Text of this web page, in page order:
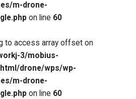
m-drone-
on line 60
to access array offset on
3/mobius-
drone/wps/wp-
m-drone-
on line 60